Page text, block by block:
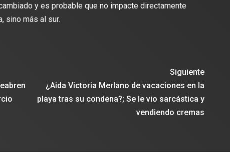
y es probable que no impacte directamente
sino más al sur.
Siguiente
¿Aida Victoria Merlano de vacaciones en la
playa tras su condena?; Se le vio sarcástica y
vendiendo cremas